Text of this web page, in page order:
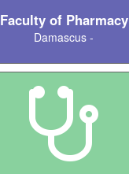
Faculty of Pharmacy
Damascus -